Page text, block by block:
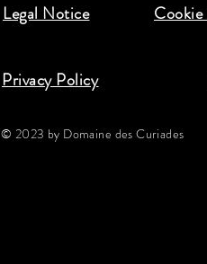
Legal Notice
Privacy Policy
© 2023 by Domaine des Curiades